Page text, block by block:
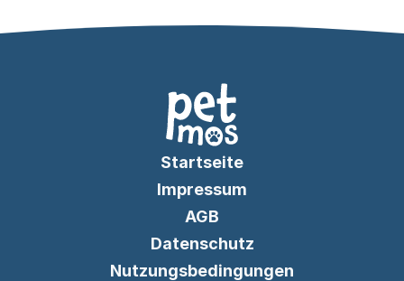
Startseite
Impressum
AGB
Datenschutz
Nutzungsbedingungen